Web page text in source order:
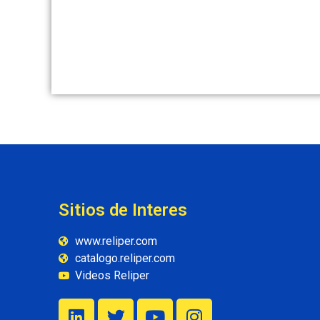
Sitios de Interes
www.reliper.com
catalogo.reliper.com
Videos Reliper